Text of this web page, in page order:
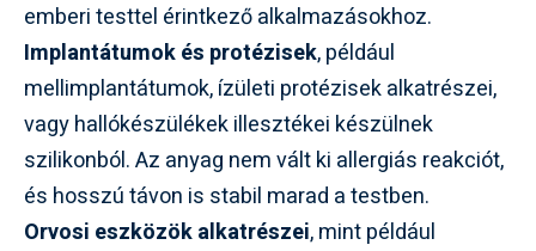
emberi testtel érintkező alkalmazásokhoz.
Implantátumok és protézisek, például
mellimplantátumok, ízületi protézisek alkatrészei,
vagy hallókészülékek illesztékei készülnek
szilikonból. Az anyag nem vált ki allergiás reakciót,
és hosszú távon is stabil marad a testben.
Orvosi eszközök alkatrészei, mint például